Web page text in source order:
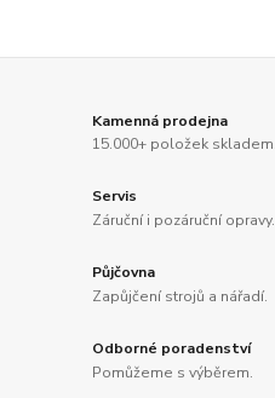
Kamenná prodejna
15.000+ položek skladem.
Servis
Záruční i pozáruční opravy.
Půjčovna
Zapůjčení strojů a nářadí.
Odborné poradenství
Pomůžeme s výběrem.